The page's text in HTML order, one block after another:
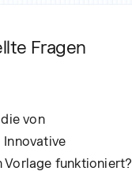
Fragen
von
Innovative
Vorlage funktioniert?